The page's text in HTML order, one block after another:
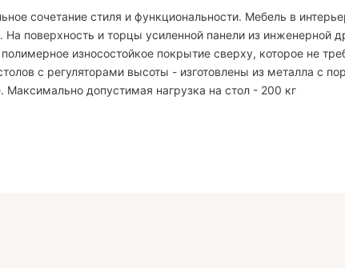
сочетание стиля и функциональности. Мебель в
поверхность и торцы усиленной панели из инженерной
износостойкое покрытие сверху, которое не
с регуляторами высоты - изготовлены из металла с
допустимая нагрузка на стол - 200 кг